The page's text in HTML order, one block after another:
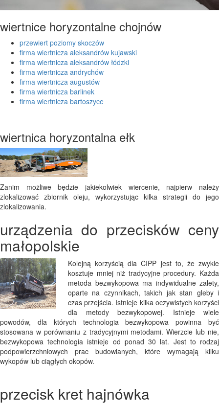
wiertnice horyzontalne chojnów
przewiert poziomy skoczów
firma wiertnicza aleksandrów kujawski
firma wiertnicza aleksandrów łódzki
firma wiertnicza andrychów
firma wiertnicza augustów
firma wiertnicza barlinek
firma wiertnicza bartoszyce
wiertnica horyzontalna ełk
Zanim możliwe będzie jakiekolwiek wiercenie, najpierw należy
zlokalizować zbiornik oleju, wykorzystując kilka strategii do jego
zlokalizowania.
urządzenia do przecisków ceny
małopolskie
Kolejną korzyścią dla CIPP jest to, że zwykle
kosztuje mniej niż tradycyjne procedury. Każda
metoda bezwykopowa ma indywidualne zalety,
oparte na czynnikach, takich jak stan gleby i
czas przejścia. Istnieje kilka oczywistych korzyści
dla metody bezwykopowej. Istnieje wiele
powodów, dla których technologia bezwykopowa powinna być
stosowana w porównaniu z tradycyjnymi metodami. Wierzcie lub nie,
bezwykopowa technologia istnieje od ponad 30 lat. Jest to rodzaj
podpowierzchniowych prac budowlanych, które wymagają kilku
wykopów lub ciągłych okopów.
przecisk kret hajnówka